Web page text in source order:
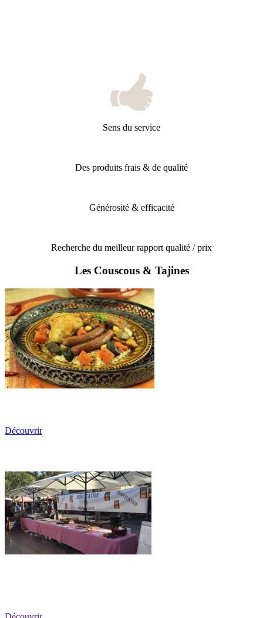
Sens du service
Des produits frais & de qualité
Générosité & efficacité
Recherche du meilleur rapport qualité / prix
Les Couscous & Tajines
Découvrir